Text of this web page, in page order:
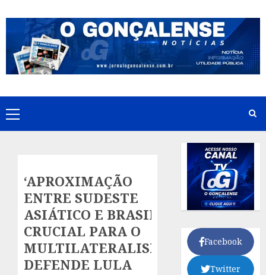
to
content
Primary
Menu
‘APROXIMAÇÃO
ENTRE SUDESTE
ASIÁTICO E BRASIL É
CRUCIAL PARA O
MULTILATERALISMO’,
DEFENDE LULA
Facebook
Twitter